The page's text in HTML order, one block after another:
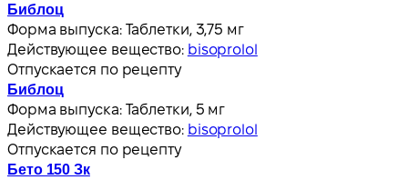
Библоц
Форма выпуска: Таблетки, 3,75 мг
Действующее вещество: bisoprolol
Отпускается по рецепту
Библоц
Форма выпуска: Таблетки, 5 мг
Действующее вещество: bisoprolol
Отпускается по рецепту
Бето 150 Зк